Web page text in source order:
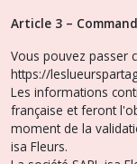
Article 3 –
Vous pouvez passer
https://
Les informations
française et feront
moment de la
isa Fleurs.